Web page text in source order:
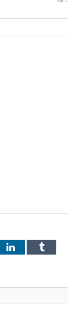
LinkedInTumblr